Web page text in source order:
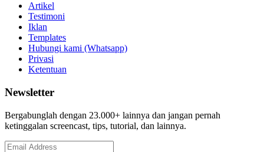
Artikel
Testimoni
Iklan
Templates
Hubungi kami (Whatsapp)
Privasi
Ketentuan
Newsletter
Bergabunglah dengan 23.000+ lainnya dan jangan pernah
ketinggalan screencast, tips, tutorial, dan lainnya.